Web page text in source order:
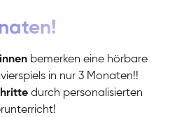
bemerken eine hörbare
in nur 3 Monaten!!
durch personalisierten